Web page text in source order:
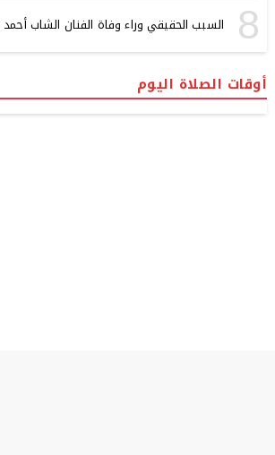
8 السبب الحقيقي وراء وفاة الفنان الشاب
أوقات الصلاة اليوم